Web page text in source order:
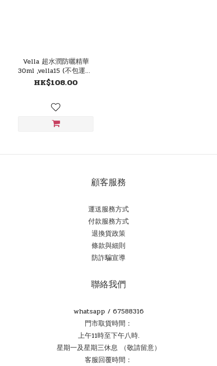
Vella 超水潤防曬精華
30ml ,vella15 (不包運費,
不設退換)
HK$108.00
顧客服務
運送服務方式
付款服務方式
退換貨政策
條款與細則
防詐騙宣導
聯絡我們
whatsapp / 67588316
門市取貨時間：
上午11時至下午八時.
星期一及星期三休息 （敬請留意）
客服回覆時間：